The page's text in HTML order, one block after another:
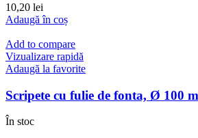
10,20 lei
Adaugă în coș
Add to compare
Vizualizare rapidă
Adaugă la favorite
Scripete cu fulie de fonta, Ø 100
În stoc